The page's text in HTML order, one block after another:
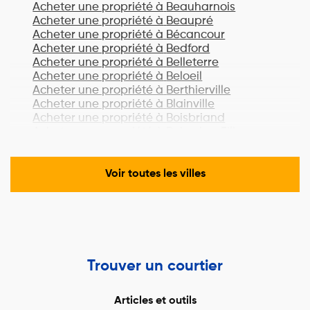
Acheter une propriété à Beauharnois
Acheter une propriété à Beaupré
Acheter une propriété à Bécancour
Acheter une propriété à Bedford
Acheter une propriété à Belleterre
Acheter une propriété à Beloeil
Acheter une propriété à Berthierville
Acheter une propriété à Blainville
Acheter une propriété à Boisbriand
Acheter une propriété à Boucherville
Acheter une propriété à Lac-Brome
Acheter une propriété à
Cantley
Acheter une propriété à Cap-Chat
Acheter une propriété à Carignan
Voir toutes les villes
Trouver un courtier
Articles et outils